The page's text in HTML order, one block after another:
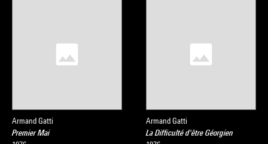
Armand Gatti
Premier Mai
Armand Gatti
La Difficulté d'être Géorgien